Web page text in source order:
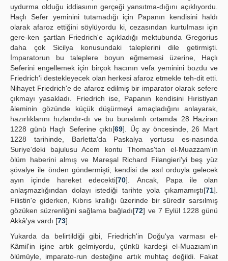
uydurma olduğu iddiasının gerçeği yansıtma-dığını açıklıyordu.
Haçlı Sefer yeminini tutamadığı için Papanın kendisini haldı
olarak afaroz ettiğini söylüyordu ki, cezasından kurtulması için
gere-ken şartlan Friedrich'e açıkladığı mektubunda Gregorius
daha çok Sicilya konusundaki taleplerini dile getirmişti.
İmparatorun bu taleplere boyun eğmemesi üzerine, Haçlı
Seferini engellemek için birçok hacının vefa yeminini bozdu ve
Friedrich'i destekleyecek olan herkesi afaroz etmekle teh-dit etti.
Nihayet Friedrich'e de afaroz edilmiş bir imparator olarak sefere
çıkmayı yasakladı. Friedrich ise, Papanın kendisini Hıristiyan
âleminin gözünde küçük düşürmeyi amaçladığını anlayarak,
hazırlıklarını hızlandır-dı ve bu bunalımlı ortamda 28 Haziran
1228 günü Haçlı Seferine çıktı[69]. Üç ay öncesinde, 26 Mart
1228 tarihinde, Barletta'da Paskalya yortusu es-nasında
Suriye'deki bajulusu Acem kontu Thomas'tan el-Muazzam'ın
ölüm haberini almış ve Mareşal Richard Filangieri'yi beş yüz
şövalye ile önden göndermişti; kendisi de asıl orduyla gelecek
ayın içinde hareket edecekti[70]. Ancak, Papa ile olan
anlaşmazlığından dolayı istediği tarihte yola çıkamamıştı[71].
Filistin'e giderken, Kıbrıs krallığı üzerinde bir süredir sarsılmış
gözüken süzrenliğini sağlama bağladı[72] ve 7 Eylül 1228 günü
Akkâ'ya vardı [73].
Yukarda da belirtildiği gibi, Friedrich'in Doğu'ya varması el-
Kâmil'in işine artık gelmiyordu, çünkü kardeşi el-Muazıam'ın
ölümüyle, imparato-run desteğine artık muhtaç değildi. Fakat